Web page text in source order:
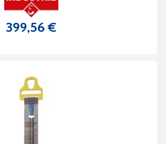
Prix
399,56 €